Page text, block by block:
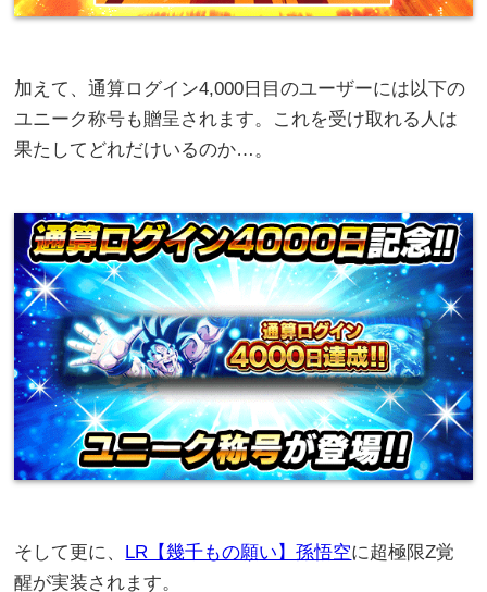
加えて、通算ログイン4,000日目のユーザーには以下の
ユニーク称号も贈呈されます。これを受け取れる人は
果たしてどれだけいるのか…。
そして更に、 LR【幾千もの願い】孫悟空に超極限Z覚
醒が実装されます。